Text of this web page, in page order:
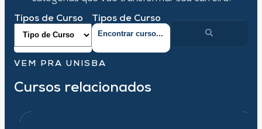
Tipos de Curso Tipos de Curso
VEM PRA UNISBA
Cursos relacionados